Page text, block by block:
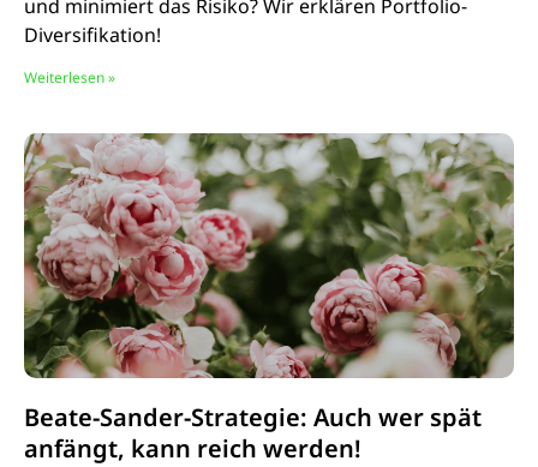
und minimiert das Risiko? Wir erklären Portfolio-
Diversifikation!
Weiterlesen »
Beate-Sander-Strategie: Auch wer spät
anfängt, kann reich werden!